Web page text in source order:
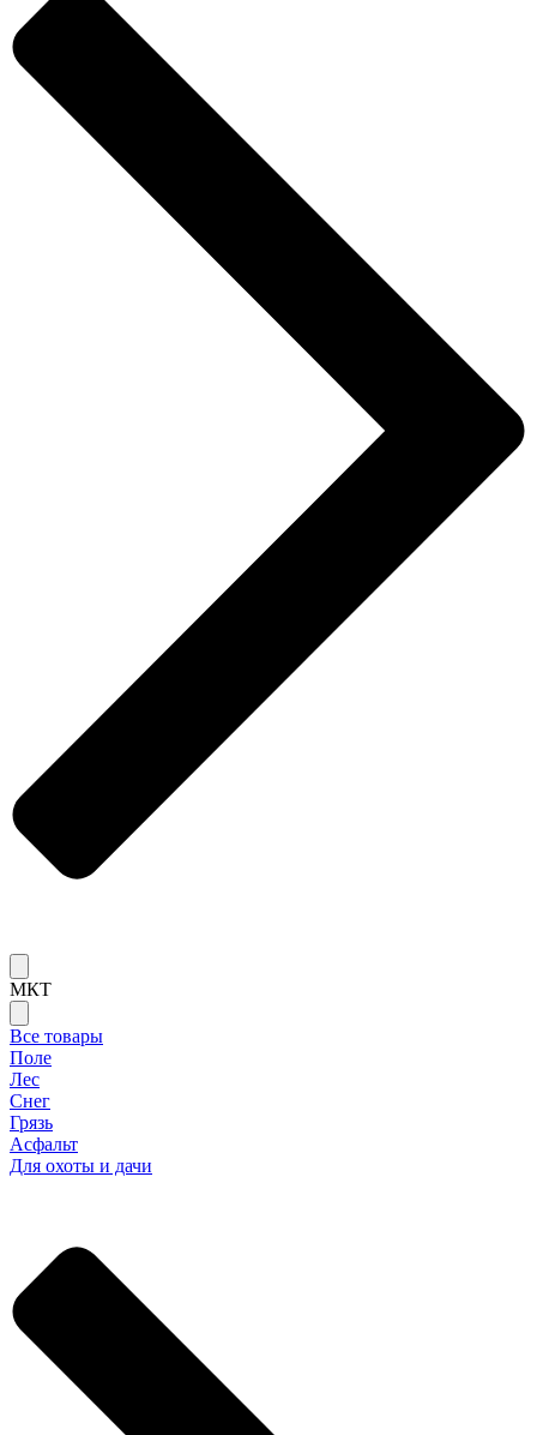
МКТ
Все товары
Поле
Лес
Снег
Грязь
Асфальт
Для охоты и дачи